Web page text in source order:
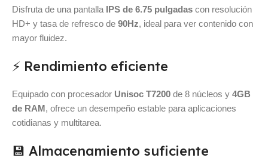
Disfruta de una pantalla IPS de 6.75 pulgadas con resolución
HD+ y tasa de refresco de 90Hz, ideal para ver contenido con
mayor fluidez.
⚡ Rendimiento eficiente
Equipado con procesador Unisoc T7200 de 8 núcleos y 4GB
de RAM, ofrece un desempeño estable para aplicaciones
cotidianas y multitarea.
💾 Almacenamiento suficiente